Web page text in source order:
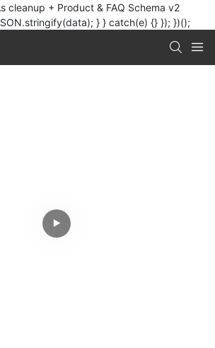
cleanup + Product & FAQ Schema v2
} } catch(e) {} }); })();